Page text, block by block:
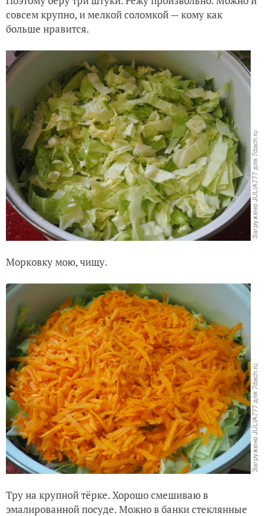
совсем крупно, и мелкой соломкой — кому как
больше нравится.
Морковку мою, чищу.
Тру на крупной тёрке. Хорошо смешиваю в
эмалированной посуде. Можно в банки стеклянные